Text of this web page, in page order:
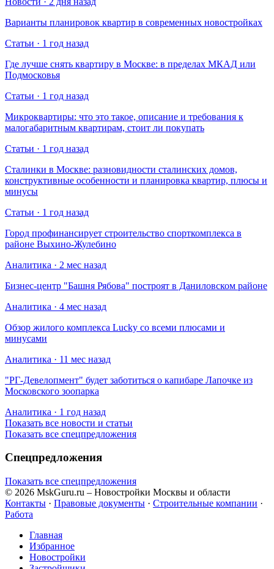
Варианты планировок квартир в современных новостройках
Статьи · 1 год назад
Где лучше снять квартиру в Москве: в пределах МКАД или
Подмосковья
Статьи · 1 год назад
Микроквартиры: что это такое, описание и требования к
малогабаритным квартирам, стоит ли покупать
Статьи · 1 год назад
Сталинки в Москве: разновидности сталинских домов,
конструктивные особенности и планировка квартир, плюсы и
минусы
Статьи · 1 год назад
Город профинансирует строительство спорткомплекса в
районе Выхино-Жулебино
Аналитика · 2 мес назад
Бизнес-центр "Башня Рябова" построят в Даниловском районе
Аналитика · 4 мес назад
Обзор жилого комплекса Lucky со всеми плюсами и
минусами
Аналитика · 11 мес назад
​"РГ-Девелопмент" будет заботиться о капибаре Лапочке из
Московского зоопарка
Аналитика · 1 год назад
Показать все новости и статьи
Показать все спецпредложения
Спецпредложения
Показать все спецпредложения
© 2026 MskGuru.ru – Новостройки Москвы и области
Контакты · Правовые документы · Строительные компании ·
Работа
Главная
Избранное
Новостр ойки